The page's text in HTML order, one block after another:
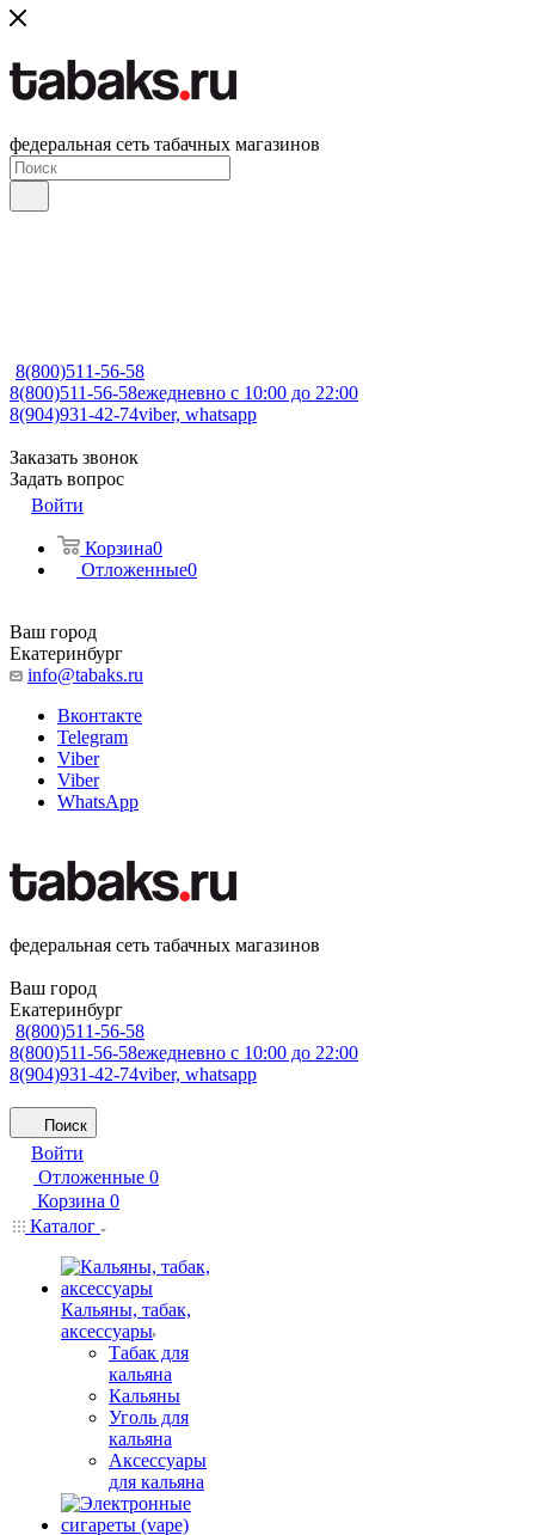
федеральная сеть табачных магазинов
8(800)511-56-58
8(800)511-56-58ежедневно с 10:00 до 22:00
8(904)931-42-74viber, whatsapp
Заказать звонок
Задать вопрос
Войти
Корзина0
Отложенные0
Ваш город
Екатеринбург
info@tabaks.ru
Вконтакте
Telegram
Viber
Viber
WhatsApp
федеральная сеть табачных магазинов
Ваш город
Екатеринбург
8(800)511-56-58
8(800)511-56-58ежедневно с 10:00 до 22:00
8(904)931-42-74viber, whatsapp
Поиск
Войти
Отложенные 0
Корзина 0
Каталог
Кальяны, табак,
аксессуары
Табак для
кальяна
Кальяны
Уголь для
кальяна
Аксессуары
для кальяна